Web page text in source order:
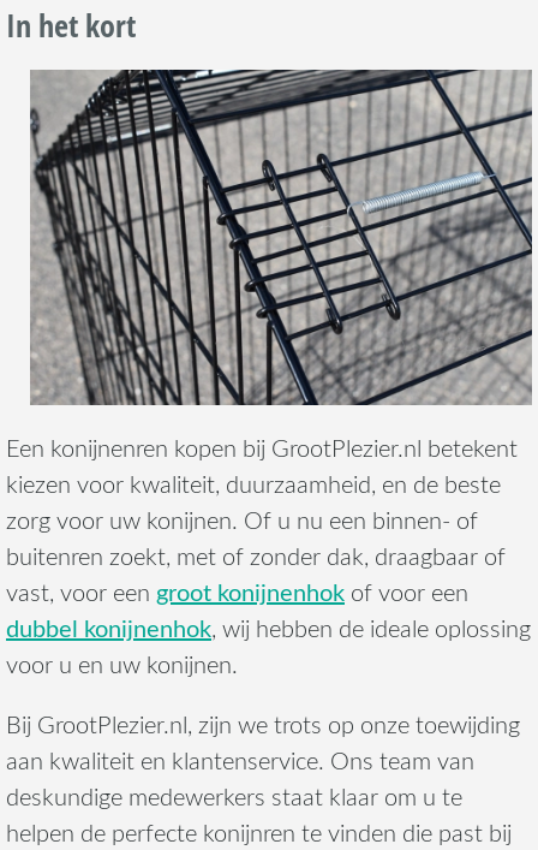
In het kort
Een konijnenren kopen bij GrootPlezier.nl betekent
kiezen voor kwaliteit, duurzaamheid, en de beste
zorg voor uw konijnen. Of u nu een binnen- of
buitenren zoekt, met of zonder dak, draagbaar of
vast, voor een groot konijnenhok of voor een
dubbel konijnenhok, wij hebben de ideale oplossing
voor u en uw konijnen.
Bij GrootPlezier.nl, zijn we trots op onze toewijding
aan kwaliteit en klantenservice. Ons team van
deskundige medewerkers staat klaar om u te
helpen de perfecte konijnren te vinden die past bij